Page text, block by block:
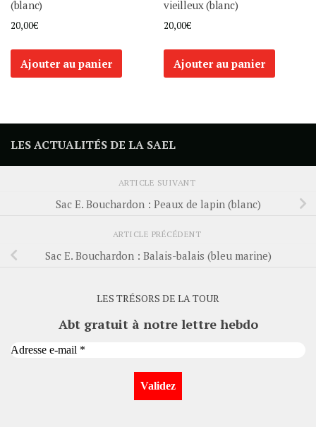
(blanc)
20,00€
Ajouter au panier
vieilleux (blanc)
20,00€
Ajouter au panier
LES ACTUALITÉS DE LA SAEL
ARTICLE SUIVANT
Sac E. Bouchardon : Peaux de lapin (blanc)
ARTICLE PRÉCÉDENT
Sac E. Bouchardon : Balais-balais (bleu marine)
LES TRÉSORS DE LA TOUR
Abt gratuit à notre lettre hebdo